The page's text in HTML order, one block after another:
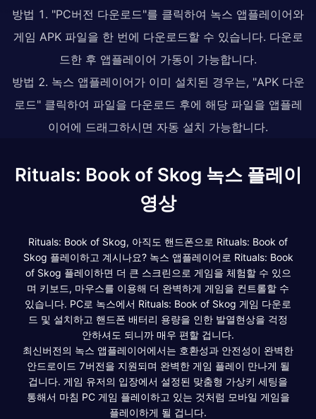
방법 1. "PC버전 다운로드"를 클릭하여 녹스 앱플레이어와
게임 APK 파일을 한 번에 다운로드할 수 있습니다. 다운로
드한 후 앱플레이어 가동이 가능합니다.
방법 2. 녹스 앱플레이어가 이미 설치된 경우는, "APK 다운
로드" 클릭하여 파일을 다운로드 후에 해당 파일을 앱플레
이어에 드래그하시면 자동 설치 가능합니다.
Rituals: Book of Skog 녹스 플레이
영상
Rituals: Book of Skog, 아직도 핸드폰으로 Rituals: Book of
Skog 플레이하고 계시나요? 녹스 앱플레이어로 Rituals: Book
of Skog 플레이하면 더 큰 스크린으로 게임을 체험할 수 있으
며 키보드, 마우스를 이용해 더 완벽하게 게임을 컨트롤할 수
있습니다. PC로 녹스에서 Rituals: Book of Skog 게임 다운로
드 및 설치하고 핸드폰 배터리 용량을 인한 발열현상을 걱정
안하셔도 되니까 매우 편할 겁니다.
최신버전의 녹스 앱플레이어에서는 호환성과 안전성이 완벽한
안드로이드 7버전을 지원되며 완벽한 게임 플레이 만나게 될
겁니다. 게임 유저의 입장에서 설정된 맞춤형 가상키 세팅을
통해서 마침 PC 게임 플레이하고 있는 것처럼 모바일 게임을
플레이하게 될 겁니다.